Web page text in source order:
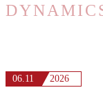
06.11 2026